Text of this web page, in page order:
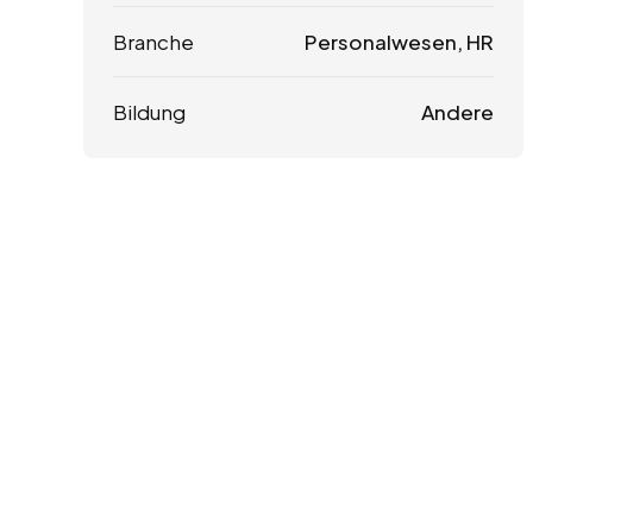
Branche Personalwesen, HR
Bildung Andere